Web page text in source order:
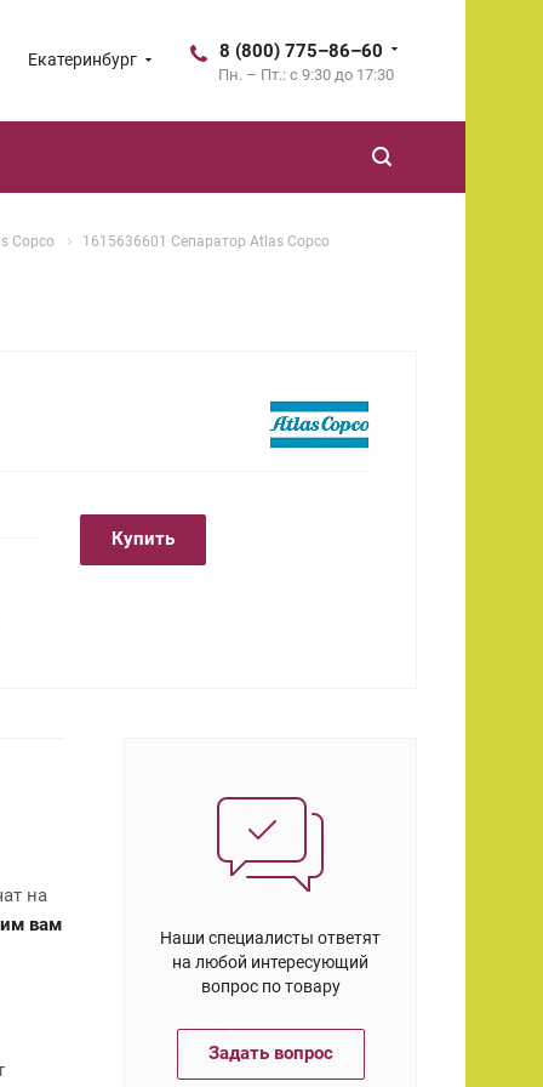
Екатеринбург 8 (800) 775–86–60
Пн. – Пт.: с 9:30 до 17:30
Copco 1615636601 Сепаратор Atlas Copco
Купить
на
вам
Наши специалисты ответят
на любой интересующий
вопрос по товару
Задать вопрос